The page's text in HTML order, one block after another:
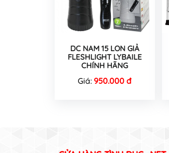
DC NAM 15 LON GIẢ
FLESHLIGHT LYBAILE
CHÍNH HÃNG
Giá: 950.000 đ